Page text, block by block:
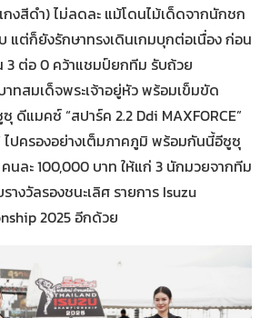
กงสีดำ) ไม่ลดละ แม้โดนไม้เด็ดจากนักชก
แต่ก็ยังรักษาทรงเดินเกมบุกต่อเนื่อง ก่อน
3 ต่อ 0 คว้าแชมป์ยกทีม รับถ้วย
าทสมเด็จพระเจ้าอยู่หัว พร้อมเข็มขัด
ดีแมคซ์ “สปาร์ค 2.2 Ddi MAXFORCE”
ไปครองอย่างเต็มภาคภูมิ พร้อมกันนี้อีซูซุ
นละ 100,000 บาท ให้แก่ 3 นักมวยจากทีม
างวัลรองชนะเลิศ รายการ Isuzu
2025 อีกด้วย